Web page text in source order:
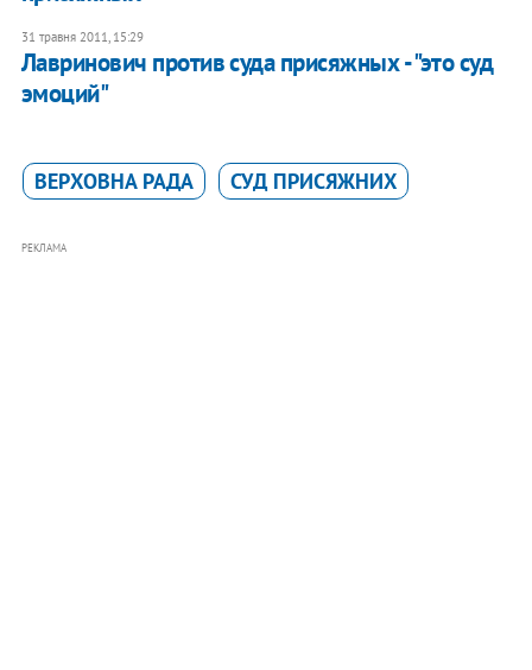
31 травня 2011, 15:29
Лавринович против суда присяжных - "это суд
эмоций"
ВЕРХОВНА РАДА СУД ПРИСЯЖНИХ
РЕКЛАМА